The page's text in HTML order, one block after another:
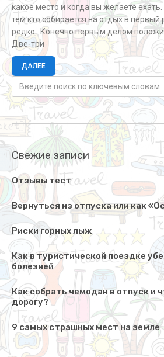
какое место и когда вы желаете
тем кто собирается на отдых в первый
редко. Конечно первым делом
Две-три
ДАЛЕЕ
Свежие записи
Отзывы тест
Вернуться из отпуска или как
Риски горных лыж
Как в туристической поездке
болезней
Как собрать чемодан в отпуск и
дорогу?
9 самых страшных мест на земле